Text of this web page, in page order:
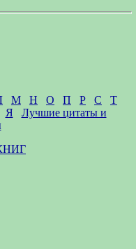
М Н О П Р С
Т
Я
Лучшие цитаты и